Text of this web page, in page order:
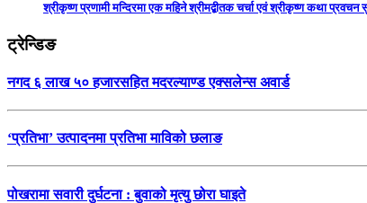
श्रीकृष्ण प्रणामी मन्दिरमा एक महिने श्रीमद्बीतक चर्चा एवं श्रीकृष्ण कथा प्रवचन
ट्रेन्डिङ
नगद ६ लाख ५० हजारसहित मदरल्याण्ड एक्सलेन्स अवार्ड
‘प्रतिभा’ उत्पादनमा प्रतिभा माविको छलाङ
पोखरामा सवारी दुर्घटना : बुवाको मृत्यु छोरा घाइते